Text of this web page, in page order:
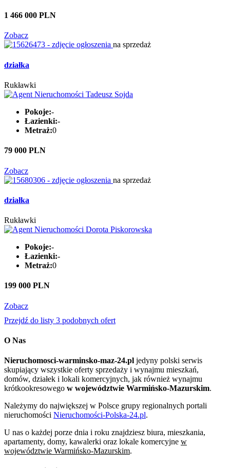
1 466 000 PLN
Zobacz
na sprzedaż
działka
Rukławki
Pokoje:-
Łazienki:-
Metraż:0
79 000 PLN
Zobacz
na sprzedaż
działka
Rukławki
Pokoje:-
Łazienki:-
Metraż:0
199 000 PLN
Zobacz
Przejdź do listy 3 podobnych ofert
O Nas
Nieruchomosci-warminsko-maz-24.pl jedyny polski serwis
skupiający wszystkie oferty sprzedaży i wynajmu mieszkań,
domów, działek i lokali komercyjnych, jak również wynajmu
krótkookresowego w województwie Warmińsko-Mazurskim.
Należymy do największej w Polsce grupy regionalnych portali
nieruchomości Nieruchomości-Polska-24.pl.
U nas o każdej porze dnia i roku znajdziesz biura, mieszkania,
apartamenty, domy, kawalerki oraz lokale komercyjne w
województwie Warmińsko-Mazurskim.